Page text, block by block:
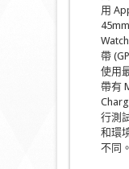
用
帶
使用
帶有
行測
和環
不同。